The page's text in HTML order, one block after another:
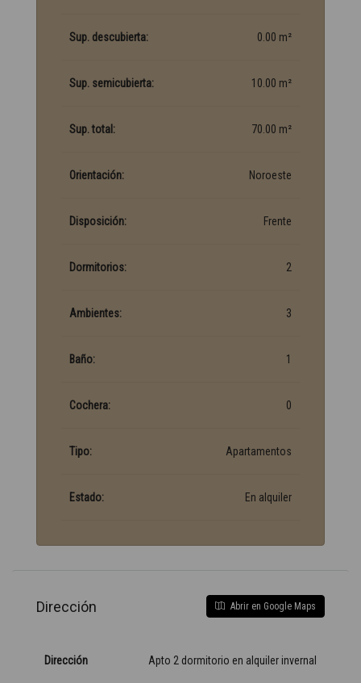
Sup. descubierta: 0.00 m²
Sup. semicubierta: 10.00 m²
Sup. total: 70.00 m²
Orientación: Noroeste
Disposición: Frente
Dormitorios: 2
Ambientes: 3
Baño: 1
Cochera: 0
Tipo: Apartamentos
Estado: En alquiler
Dirección Abrir en Google Maps
Dirección Apto 2 dormitorio en alquiler invernal